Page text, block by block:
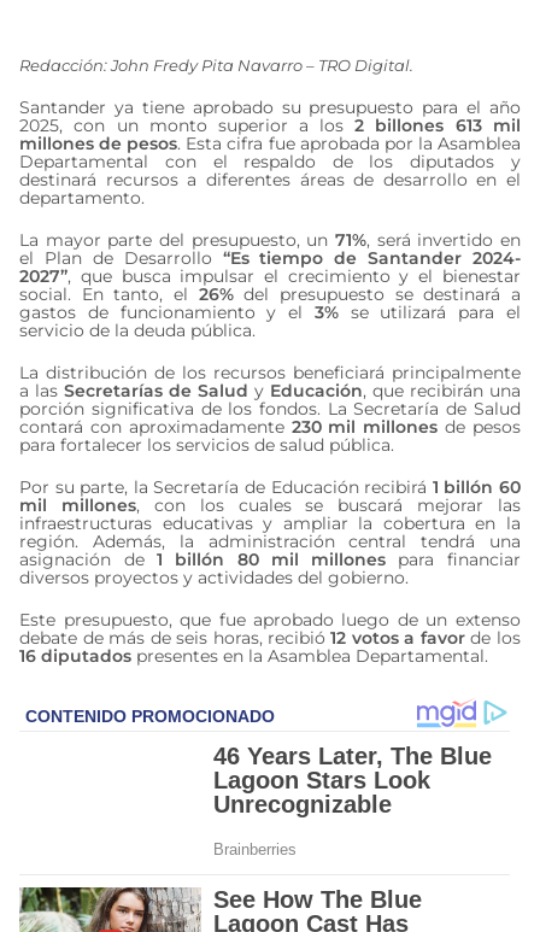
Redacción: John Fredy Pita Navarro – TRO Digital.
Santander ya tiene aprobado su presupuesto para el año
2025, con un monto superior a los2 billones 613 mil
millones de pesos. Esta cifra fue aprobada por la Asamblea
Departamental con el respaldo de los diputados y
destinará recursos a diferentes áreas de desarrollo en el
departamento.
La mayor parte del presupuesto, un 71%, será invertido en
el Plan de Desarrollo “Es tiempo de Santander 2024-
2027”, que busca impulsar el crecimiento y el bienestar
social. En tanto, el 26%del presupuesto se destinará a
gastos de funcionamiento y el 3%se utilizará para el
servicio de la deuda pública.
La distribución de los recursos beneficiará principalmente
a lasSecretarías de Salud y Educación, que recibirán una
porción significativa de los fondos. La Secretaría de Salud
contará con aproximadamente 230 mil millones de pesos
para fortalecer los servicios de salud pública.
Por su parte, la Secretaría de Educación recibirá 1 billón 60
mil millones, con los cuales se buscará mejorar las
infraestructuras educativas y ampliar la cobertura en la
región. Además, la administración central tendrá una
asignación de 1 billón 80 mil millones para financiar
diversos proyectos y actividades del gobierno.
Este presupuesto, que fue aprobado luego de un extenso
debate de más de seis horas, recibió12 votos a favorde los
16 diputados presentes en la Asamblea Departamental.